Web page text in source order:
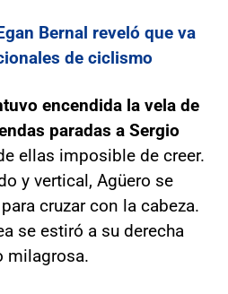
Bernal reveló que va
de ciclismo
encendida la vela de
paradas a Sergio
ellas imposible de creer.
y vertical, Agüero se
cruzar con la cabeza.
se estiró a su derecha
milagrosa.